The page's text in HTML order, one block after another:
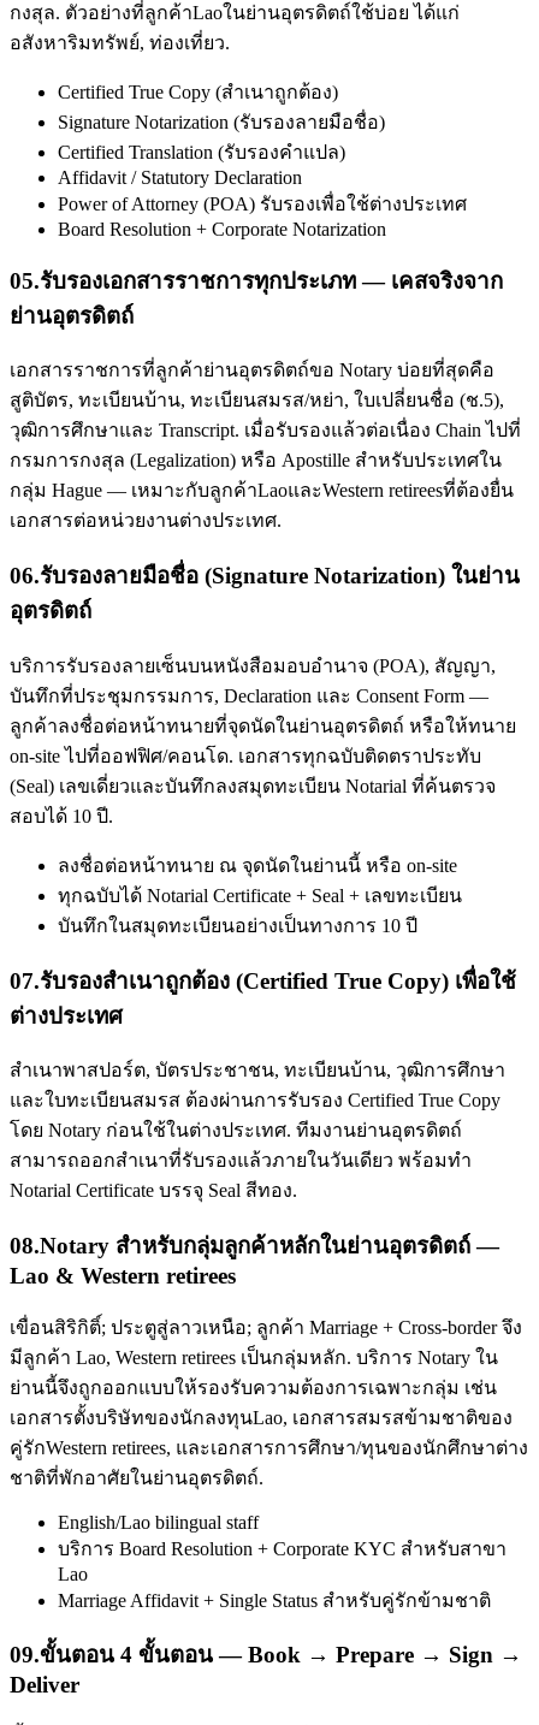
กงสุล. ตัวอย่างที่ลูกค้าLaoในย่านอุตรดิตถ์ใช้บ่อย ได้แก่
อสังหาริมทรัพย์, ท่องเที่ยว.
Certified True Copy (สำเนาถูกต้อง)
Signature Notarization (รับรองลายมือชื่อ)
Certified Translation (รับรองคำแปล)
Affidavit / Statutory Declaration
Power of Attorney (POA) รับรองเพื่อใช้ต่างประเทศ
Board Resolution + Corporate Notarization
05.รับรองเอกสารราชการทุกประเภท — เคสจริงจาก
ย่านอุตรดิตถ์
เอกสารราชการที่ลูกค้าย่านอุตรดิตถ์ขอ Notary บ่อยที่สุดคือ
สูติบัตร, ทะเบียนบ้าน, ทะเบียนสมรส/หย่า, ใบเปลี่ยนชื่อ (ช.5),
วุฒิการศึกษาและ Transcript. เมื่อรับรองแล้วต่อเนื่อง Chain ไปที่
กรมการกงสุล (Legalization) หรือ Apostille สำหรับประเทศใน
กลุ่ม Hague — เหมาะกับลูกค้าLaoและWestern retireesที่ต้องยื่น
เอกสารต่อหน่วยงานต่างประเทศ.
06.รับรองลายมือชื่อ (Signature Notarization) ในย่าน
อุตรดิตถ์
บริการรับรองลายเซ็นบนหนังสือมอบอำนาจ (POA), สัญญา,
บันทึกที่ประชุมกรรมการ, Declaration และ Consent Form —
ลูกค้าลงชื่อต่อหน้าทนายที่จุดนัดในย่านอุตรดิตถ์ หรือให้ทนาย
on-site ไปที่ออฟฟิศ/คอนโด. เอกสารทุกฉบับติดตราประทับ
(Seal) เลขเดี่ยวและบันทึกลงสมุดทะเบียน Notarial ที่ค้นตรวจ
สอบได้ 10 ปี.
ลงชื่อต่อหน้าทนาย ณ จุดนัดในย่านนี้ หรือ on-site
ทุกฉบับได้ Notarial Certificate + Seal + เลขทะเบียน
บันทึกในสมุดทะเบียนอย่างเป็นทางการ 10 ปี
07.รับรองสำเนาถูกต้อง (Certified True Copy) เพื่อใช้
ต่างประเทศ
สำเนาพาสปอร์ต, บัตรประชาชน, ทะเบียนบ้าน, วุฒิการศึกษา
และใบทะเบียนสมรส ต้องผ่านการรับรอง Certified True Copy
โดย Notary ก่อนใช้ในต่างประเทศ. ทีมงานย่านอุตรดิตถ์
สามารถออกสำเนาที่รับรองแล้วภายในวันเดียว พร้อมทำ
Notarial Certificate บรรจุ Seal สีทอง.
08.Notary สำหรับกลุ่มลูกค้าหลักในย่านอุตรดิตถ์ —
Lao & Western retirees
เขื่อนสิริกิติ์; ประตูสู่ลาวเหนือ; ลูกค้า Marriage + Cross-border จึง
มีลูกค้า Lao, Western retirees เป็นกลุ่มหลัก. บริการ Notary ใน
ย่านนี้จึงถูกออกแบบให้รองรับความต้องการเฉพาะกลุ่ม เช่น
เอกสารตั้งบริษัทของนักลงทุนLao, เอกสารสมรสข้ามชาติของ
คู่รักWestern retirees, และเอกสารการศึกษา/ทุนของนักศึกษาต่าง
ชาติที่พักอาศัยในย่านอุตรดิตถ์.
English/Lao bilingual staff
บริการ Board Resolution + Corporate KYC สำหรับสาขา
Lao
Marriage Affidavit + Single Status สำหรับคู่รักข้ามชาติ
09.ขั้นตอน 4 ขั้นตอน — Book → Prepare → Sign →
Deliver